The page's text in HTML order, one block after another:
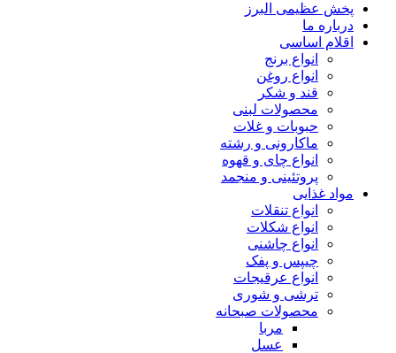
پخش عظیمی البرز
درباره ما
اقلام اساسی
انواع برنج
انواع روغن
قند و شکر
محصولات لبنی
حبوبات و غلات
ماکارونی و رشته
انواع چای و قهوه
پروتئینی و منجمد
مواد غذایی
انواع تنقلات
انواع شکلات
انواع چاشنی
چیپس و پفک
انواع عرقیجات
ترشی و شوری
محصولات صبحانه
مربا
عسل